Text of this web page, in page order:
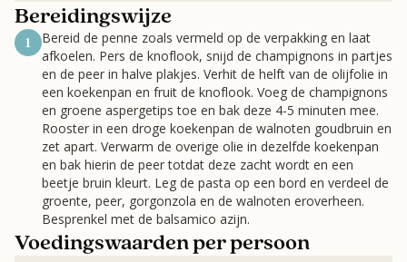
Bereidingswijze
1
Bereid de penne zoals vermeld op de verpakking en laat
afkoelen. Pers de knoflook, snijd de champignons in partjes
en de peer in halve plakjes. Verhit de helft van de olijfolie in
een koekenpan en fruit de knoflook. Voeg de champignons
en groene aspergetips toe en bak deze 4-5 minuten mee.
Rooster in een droge koekenpan de walnoten goudbruin en
zet apart. Verwarm de overige olie in dezelfde koekenpan
en bak hierin de peer totdat deze zacht wordt en een
beetje bruin kleurt. Leg de pasta op een bord en verdeel de
groente, peer, gorgonzola en de walnoten eroverheen.
Besprenkel met de balsamico azijn.
Voedingswaarden per persoon